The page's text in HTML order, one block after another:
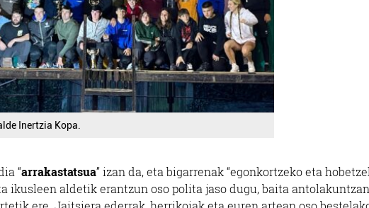
Inertzia Kopa.
“arrakastatsua” izan da, eta bigarrenak “egonkortzeko eta
ikusleen aldetik erantzun oso polita jaso dugu, baita antolakuntzan